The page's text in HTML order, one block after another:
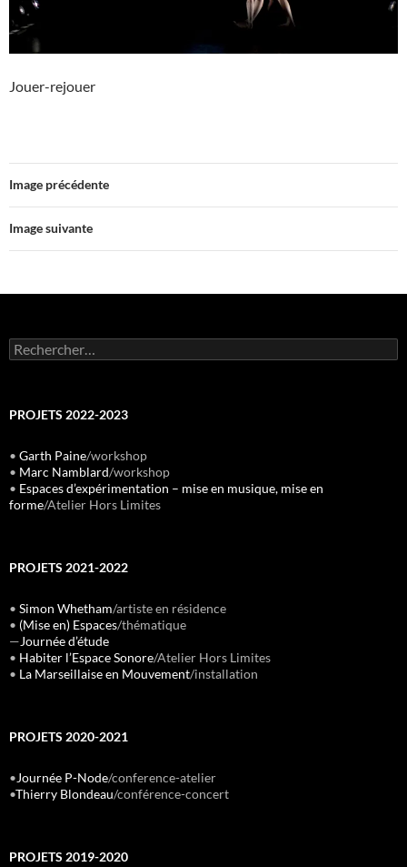
Jouer-rejouer
Image précédente
Image suivante
Rechercher :
PROJETS 2022-2023
• Garth Paine/workshop
• Marc Namblard/workshop
• Espaces d’expérimentation – mise en musique, mise en
forme/Atelier Hors Limites
PROJETS 2021-2022
• Simon Whetham/artiste en résidence
• (Mise en) Espaces/thématique
—Journée d’étude
• Habiter l’Espace Sonore/Atelier Hors Limites
• La Marseillaise en Mouvement/installation
PROJETS 2020-2021
•Journée P-Node/conference-atelier
•Thierry Blondeau/conférence-concert
PROJETS 2019-2020